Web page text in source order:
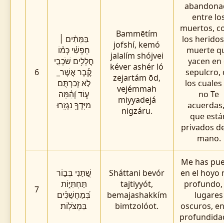
6
בַּמֵּתִ֨ים ׀
חָפְשִׁ֗י כְּמ֫וֹ
חֲלָלִ֥ים שֹׁכְבֵ֣י
קֶ֡בֶר אֲשֶׁר_
לֹ֣א זְכַרְתָּ֣ם
ע֑וֹד וְ֝הֵ֗מָּה
מִיָּדְךָ֥ נִגְזָֽרוּ׃
Bammētím
jofshí, kemó
jalalím shójvei
kéver ashér ló
zejartám ōd,
vejémmah
miyyadejá
nigzáru.
entre
muertos,
los
muerte
yacen en
sepulcro,
los cuales
no Te
que
privados
mano.
7
שַׁ֭תַּנִי בְּב֣וֹר
תַּחְתִּיּ֑וֹת
בְּ֝מַחֲשַׁכִּ֗ים
בִּמְצֹלֽוֹת׃
Sháttani bevór
tajtiyyót,
bemajashakkím
bimtzolóot.
Me has
en el hoyo
profundo,
lugares
oscuros,